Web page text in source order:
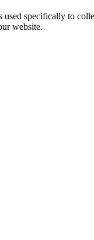
specifically to
website.